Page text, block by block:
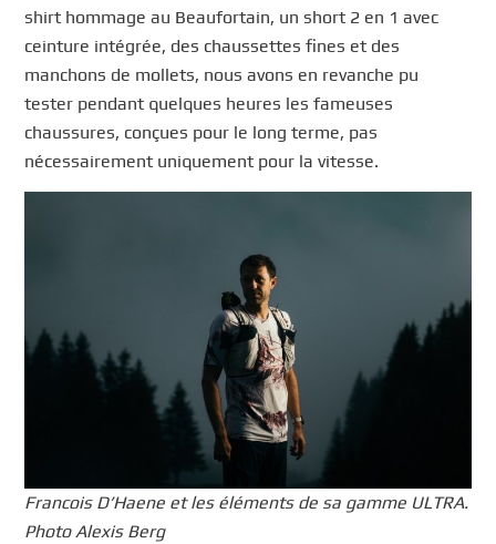
shirt hommage au Beaufortain, un short 2 en 1 avec
ceinture intégrée, des chaussettes fines et des
manchons de mollets, nous avons en revanche pu
tester pendant quelques heures les fameuses
chaussures, conçues pour le long terme, pas
nécessairement uniquement pour la vitesse.
Francois D’Haene et les éléments de sa gamme ULTRA.
Photo Alexis Berg